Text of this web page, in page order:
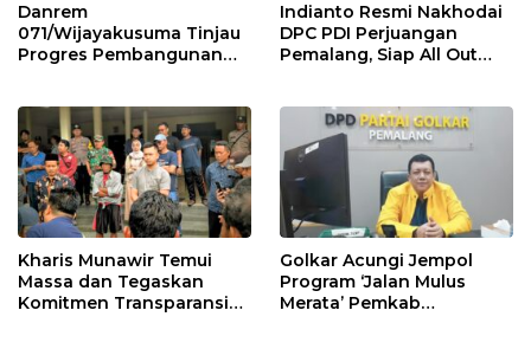
Danrem
071/Wijayakusuma Tinjau
Progres Pembangunan
Indianto Resmi Nakhodai
DPC PDI Perjuangan
Pemalang, Siap All Out
Kharis Munawir Temui
Massa dan Tegaskan
Komitmen Transparansi
Golkar Acungi Jempol
Program ‘Jalan Mulus
Merata’ Pemkab